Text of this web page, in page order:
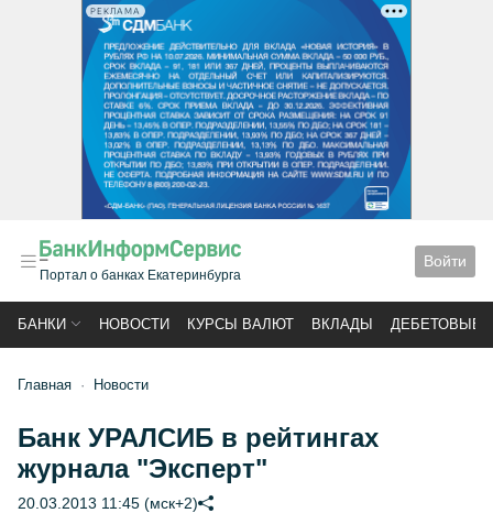
РЕКЛАМА
Портал о банках Екатеринбурга
Войти
БАНКИ НОВОСТИ КУРСЫ ВАЛЮТ ВКЛАДЫ ДЕБЕТОВЫЕ
Главная Новости
Банк УРАЛСИБ в рейтингах
журнала "Эксперт"
20.03.2013 11:45 (мск+2)